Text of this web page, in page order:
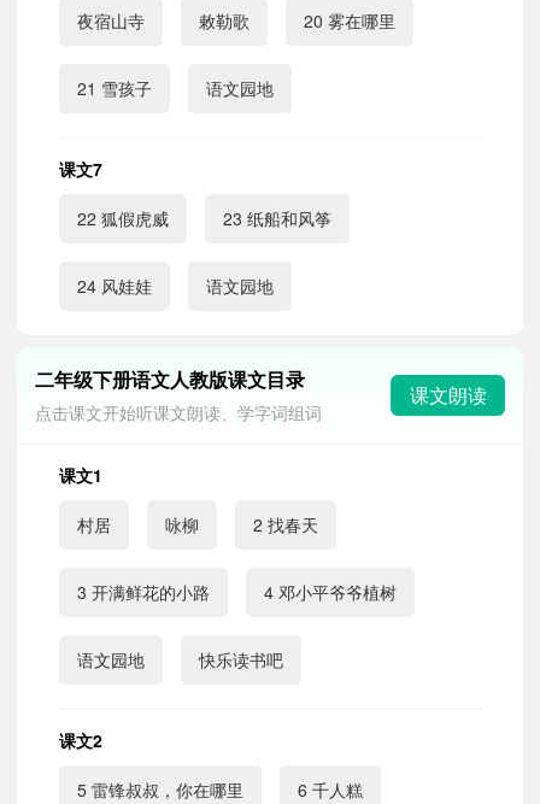
夜宿山寺 敕勒歌 20 雾在哪里
21 雪孩子 语文园地
课文7
22 狐假虎威 23 纸船和风筝
24 风娃娃 语文园地
二年级下册语文人教版课文目录
点击课文开始听课文朗读、学字词组词
课文朗读
课文1
村居 咏柳 2 找春天
3 开满鲜花的小路 4 邓小平爷爷植树
语文园地 快乐读书吧
课文2
5 雷锋叔叔，你在哪里 6 千人糕